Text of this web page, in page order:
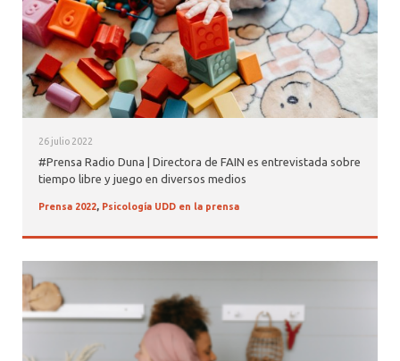
26 julio 2022
#Prensa Radio Duna | Directora de FAIN es entrevistada sobre
tiempo libre y juego en diversos medios
Prensa 2022, Psicología UDD en la prensa